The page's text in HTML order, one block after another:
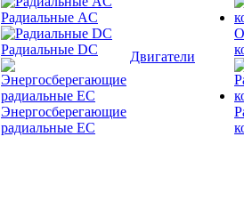
Радиальные AC
Радиальные DC
Энергосберегающие
радиальные EC
Двигатели